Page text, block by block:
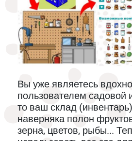
Вы уже являетесь
пользователем садовой
то ваш склад
наверняка полон
зерна, цветов, рыбы...